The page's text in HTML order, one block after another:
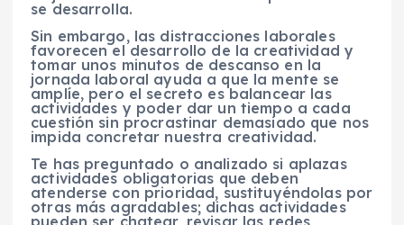
se desarrolla.
Sin embargo, las distracciones laborales
favorecen el desarrollo de la creatividad y
tomar unos minutos de descanso en la
jornada laboral ayuda a que la mente se
amplíe, pero el secreto es balancear las
actividades y poder dar un tiempo a cada
cuestión sin procrastinar demasiado que nos
impida concretar nuestra creatividad.
Te has preguntado o analizado si aplazas
actividades obligatorias que deben
atenderse con prioridad, sustituyéndolas por
otras más agradables; dichas actividades
pueden ser chatear, revisar las redes